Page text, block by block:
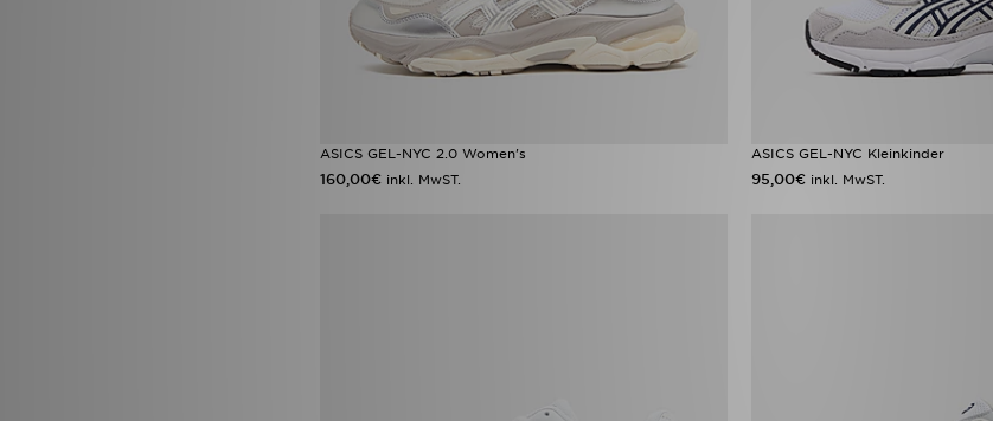
ASICS GEL-NYC 2.0 Women's
160,00€ inkl. MwST.
ASICS GEL-NYC Kleinkinder
95,00€ inkl. MwST.